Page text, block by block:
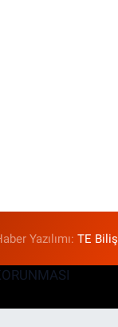
Yazılımı:TE